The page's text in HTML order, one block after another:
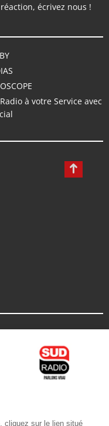
écrivez nous !
à votre Service avec